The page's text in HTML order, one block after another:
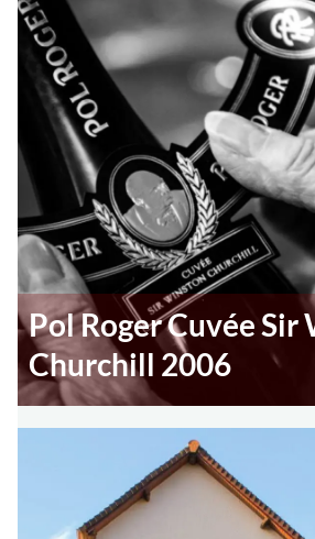
Pol Roger Cuvée Sir
Churchill 2006